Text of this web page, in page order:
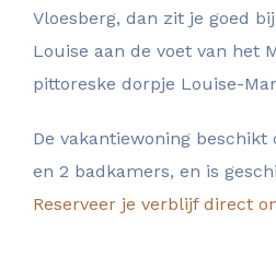
Vloesberg, dan zit je goed
Louise aan de voet van het
pittoreske dorpje Louise-
De vakantiewoning beschikt
en 2 badkamers, en is
Reserveer je verblijf direct